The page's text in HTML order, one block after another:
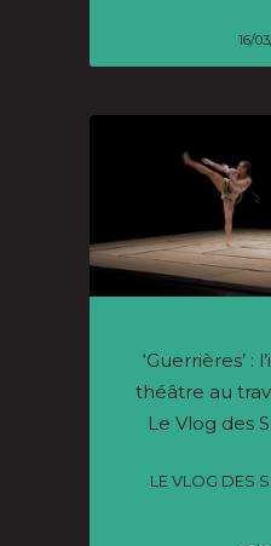
16/
‘Guerrières’ :
théâtre au
Le Vlog des
LE VLOG DES